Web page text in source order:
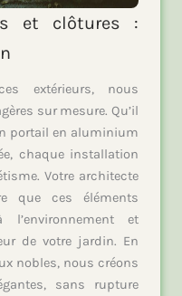
et clôtures :
extérieurs, nous
sur mesure. Qu’il
portail en aluminium
chaque installation
Votre architecte
que ces éléments
l’environnement et
de votre jardin. En
nobles, nous créons
sans rupture